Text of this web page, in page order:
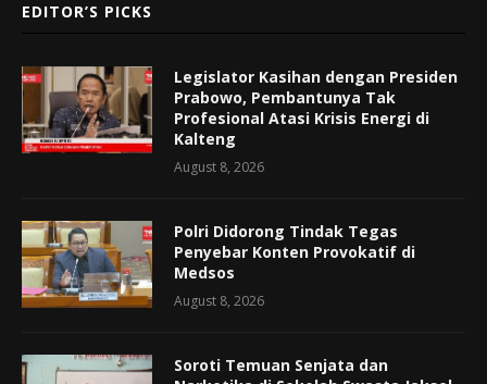
EDITOR’S PICKS
Legislator Kasihan dengan Presiden
Prabowo, Pembantunya Tak
Profesional Atasi Krisis Energi di
Kalteng
August 8, 2026
Polri Didorong Tindak Tegas
Penyebar Konten Provokatif di
Medsos
August 8, 2026
Soroti Temuan Senjata dan